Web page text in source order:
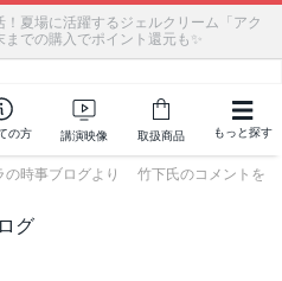
夏場に活躍するジェルクリーム「アク
での購入でポイント還元も✨
の方 講演映像 取扱商品 もっと探す
の時事ブログより 竹下氏のコメントを